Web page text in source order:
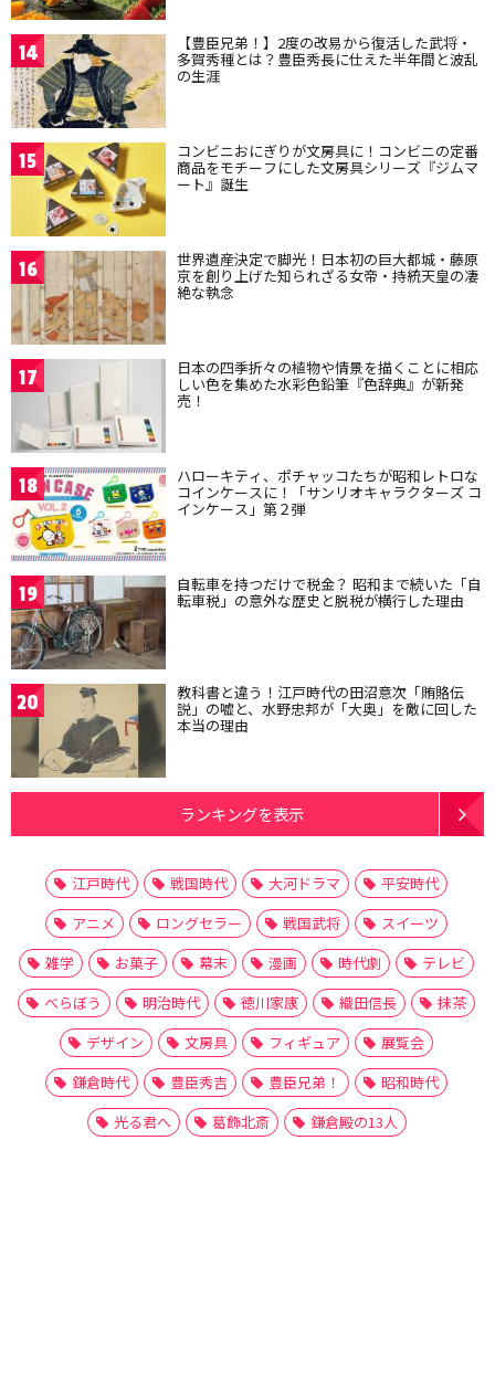
14 【豊臣兄弟！】2度の改易から復活した武将・
多賀秀種とは？豊臣秀長に仕えた半年間と波乱
の生涯
15 コンビニおにぎりが文房具に！コンビニの定番
商品をモチーフにした文房具シリーズ『ジムマ
ート』誕生
16 世界遺産決定で脚光！日本初の巨大都城・藤原
京を創り上げた知られざる女帝・持統天皇の凄
絶な執念
17 日本の四季折々の植物や情景を描くことに相応
しい色を集めた水彩色鉛筆『色辞典』が新発
売！
18 ハローキティ、ポチャッコたちが昭和レトロな
コインケースに！「サンリオキャラクターズ コ
インケース」第２弾
19 自転車を持つだけで税金？ 昭和まで続いた「自
転車税」の意外な歴史と脱税が横行した理由
20 教科書と違う！江戸時代の田沼意次「賄賂伝
説」の嘘と、水野忠邦が「大奥」を敵に回した
本当の理由
ランキングを表示
江戸時代 戦国時代 大河ドラマ
平安時代
アニメ
ロングセラー 戦国武将
スイーツ
雑学
お菓子 幕末 漫画 時代劇
テレビ
べらぼう
明治時代 徳川家康 織田信長
抹茶
デザイン
文房具 フィギュア
展覧会
鎌倉時代
豊臣秀吉 豊臣兄弟！
昭和時代
光る君へ
葛飾北斎 鎌倉殿の13人